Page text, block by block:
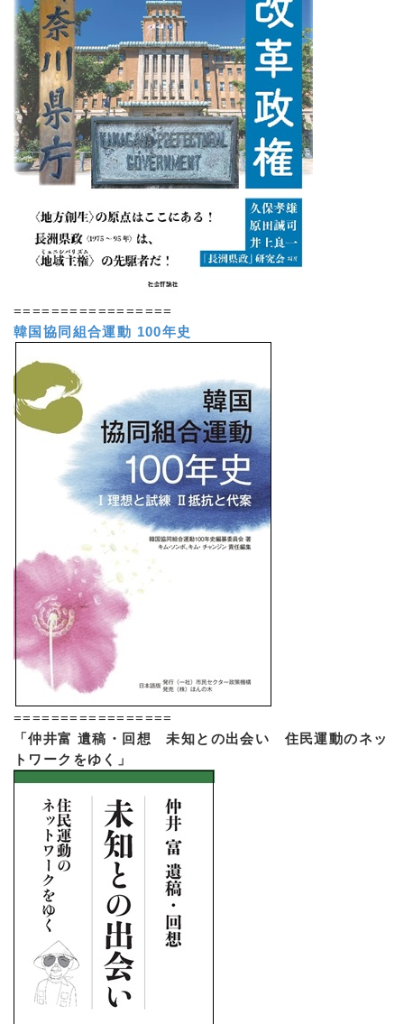
=================
韓国協同組合運動 100年史
=================
「仲井富 遺稿・回想 未知との出会い 住民運動のネッ
トワークをゆく」